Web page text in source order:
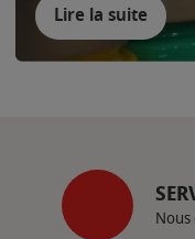
Lire la suite